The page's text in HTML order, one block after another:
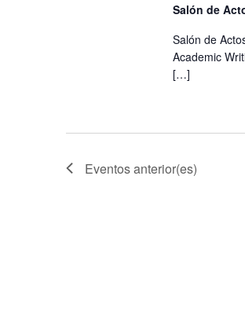
Salón de
Salón de
Academic
[…]
Eventosanterior(es)